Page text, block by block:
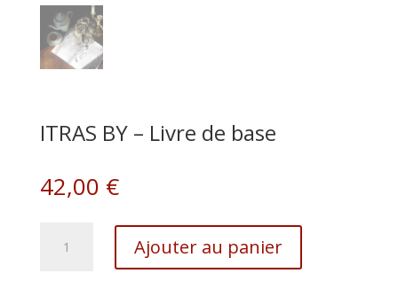
ITRAS BY – Livre de base
42,00 €
Ajouter au panier
A
t